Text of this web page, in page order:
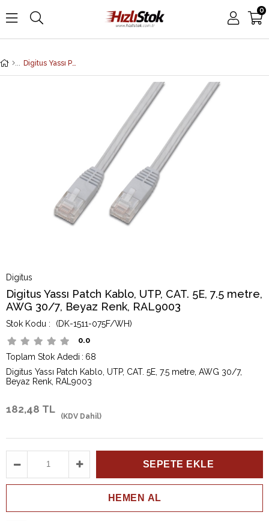
0
Digitus Yassı Patch Kablo, UTP, CAT. 5E, 7.5 metre, AWG 30/7, Beyaz Renk, RAL9003
Digitus
Digitus Yassı Patch Kablo, UTP, CAT. 5E, 7.5 metre,
AWG 30/7, Beyaz Renk, RAL9003
(DK-1511-075F/WH)
0.0
Toplam Stok Adedi : 68
Digitus Yassı Patch Kablo, UTP, CAT. 5E, 7.5 metre, AWG 30/7,
Beyaz Renk, RAL9003
182,48 TL
(KDV Dahil)